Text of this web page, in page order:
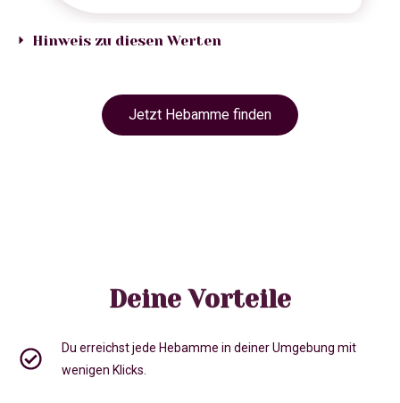
Hinweis zu diesen Werten
Jetzt Hebamme finden
Deine Vorteile
Du erreichst jede Hebamme in deiner Umgebung mit
wenigen Klicks.